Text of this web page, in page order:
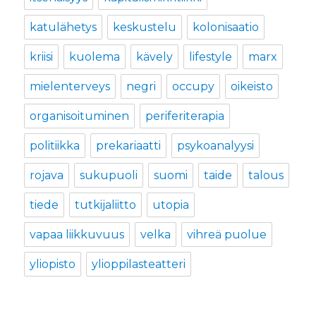
katulähetys keskustelu kolonisaatio
kriisi kuolema kävely lifestyle marx
mielenterveys negri occupy oikeisto
organisoituminen periferiterapia
politiikka prekariaatti psykoanalyysi
rojava sukupuoli suomi taide talous
tiede tutkijaliitto utopia
vapaa liikkuvuus velka vihreä puolue
yliopisto ylioppilasteatteri